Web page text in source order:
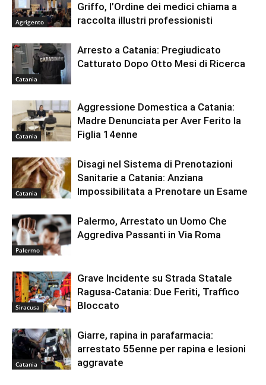
Agrigento
Griffo, l’Ordine dei medici chiama a
raccolta illustri professionisti
Catania
Arresto a Catania: Pregiudicato
Catturato Dopo Otto Mesi di Ricerca
Catania
Aggressione Domestica a Catania:
Madre Denunciata per Aver Ferito la
Figlia 14enne
Catania
Disagi nel Sistema di Prenotazioni
Sanitarie a Catania: Anziana
Impossibilitata a Prenotare un Esame
Palermo
Palermo, Arrestato un Uomo Che
Aggrediva Passanti in Via Roma
Siracusa
Grave Incidente su Strada Statale
Ragusa-Catania: Due Feriti, Traffico
Bloccato
Catania
Giarre, rapina in parafarmacia:
arrestato 55enne per rapina e lesioni
aggravate